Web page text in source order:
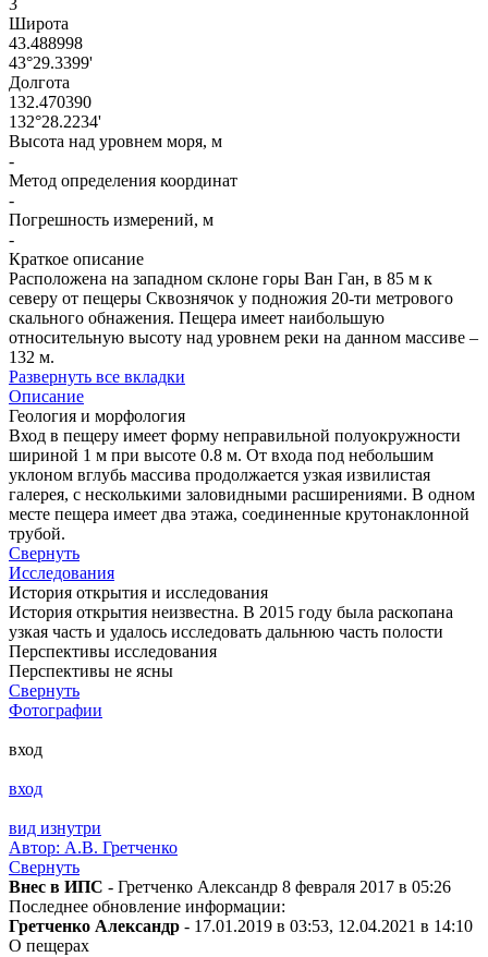
3
Широта
43.488998
43°29.3399'
Долгота
132.470390
132°28.2234'
Высота над уровнем моря, м
-
Метод определения координат
-
Погрешность измерений, м
-
Краткое описание
Расположена на западном склоне горы Ван Ган, в 85 м к
северу от пещеры Сквознячок у подножия 20-ти метрового
скального обнажения. Пещера имеет наибольшую
относительную высоту над уровнем реки на данном массиве –
132 м.
Развернуть все вкладки
Описание
Геология и морфология
Вход в пещеру имеет форму неправильной полуокружности
шириной 1 м при высоте 0.8 м. От входа под небольшим
уклоном вглубь массива продолжается узкая извилистая
галерея, с несколькими заловидными расширениями. В одном
месте пещера имеет два этажа, соединенные крутонаклонной
трубой.
Свернуть
Исследования
История открытия и исследования
История открытия неизвестна. В 2015 году была раскопана
узкая часть и удалось исследовать дальнюю часть полости
Перспективы исследования
Перспективы не ясны
Свернуть
Фотографии
вход
вход
вид изнутри
Автор: А.В. Гретченко
Свернуть
Внес в ИПС - Гретченко Александр 8 февраля 2017 в 05:26
Последнее обновление информации:
Гретченко Александр - 17.01.2019 в 03:53, 12.04.2021 в 14:10
О пещерах